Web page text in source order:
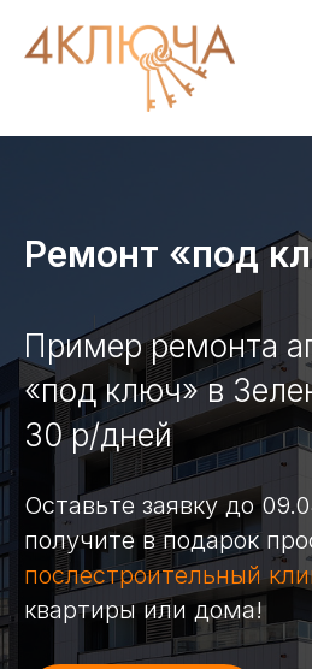
Ремонт «под
Пример ремонта
«под ключ» в
30 р/дней
Оставьте заявку до
получите в подарок
послестроительный
квартиры или дома!